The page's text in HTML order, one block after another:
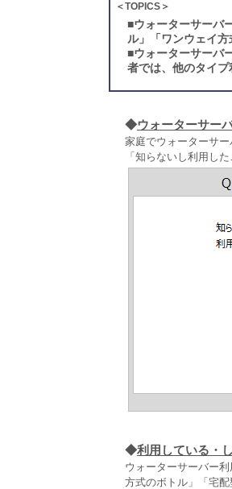
＜TOPICS＞
■ウォーターサーバ
ル」「ワンウェイ
■ウォーターサーバ
者では、他のタイ
◆ウォーターサー
家庭でウォーターサ
「知らないし利用し
◆利用している・
ウォーターサーバー
方式のボトル」「宅